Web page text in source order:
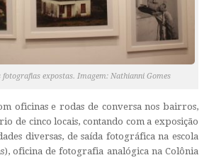
fotografias expostas. Imagem: Nathianni Gomes
oficinas e rodas de conversa nos bairros,
de cinco locais, contando com a exposição
diversas, de saída fotográfica na escola
oficina de fotografia analógica na Colônia